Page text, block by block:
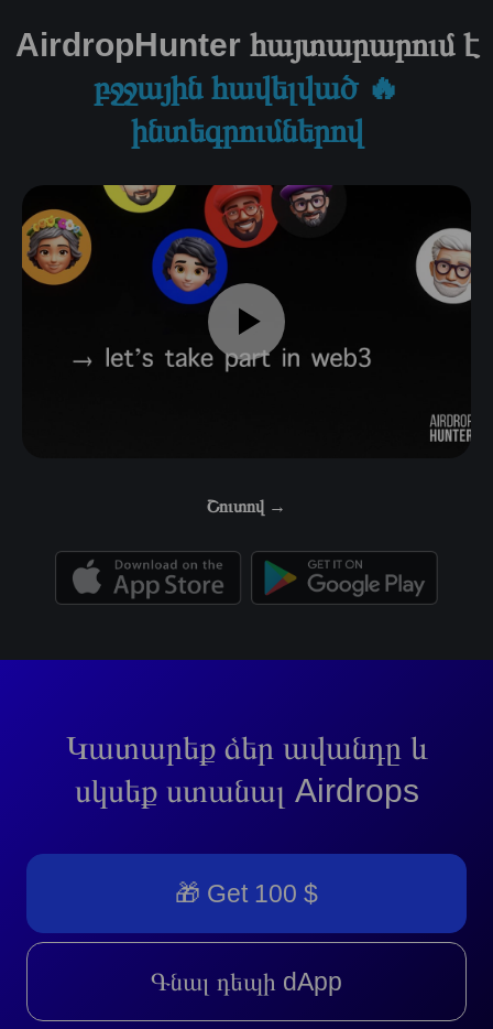
AirdropHunter հայտարարում է
բջջային հավելված 🔥
ինտեգրումներով
Շուտով →
Կատարեք ձեր ավանդը և
սկսեք ստանալ Airdrops
🎁 Get 100 $
Գնալ դեպի dApp